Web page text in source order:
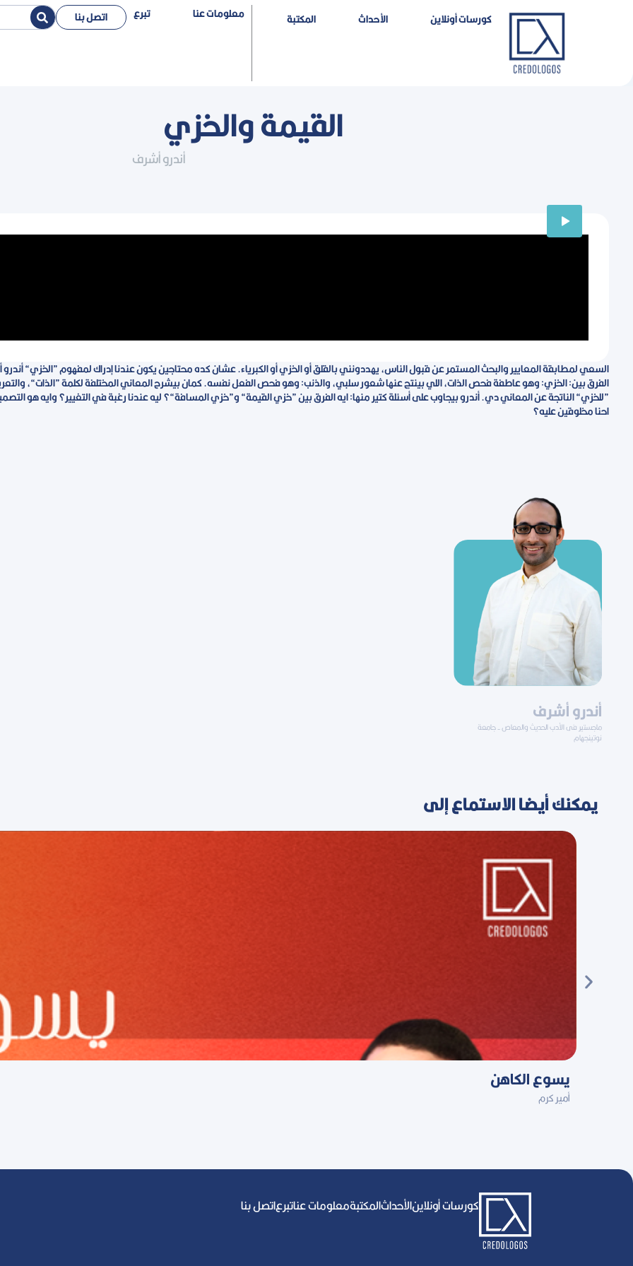
المكتبة اﻷحداث كورسات أونلاين تبرع معلومات عنا اتصل بنا
القيمة والخزي
أندرو أشرف
السعي لمطابقة المعايير والبحث المستمر عن قبول الناس، يهددونني بالقلق أو الخزي أو الكبرياء. عشان كده محتاجين يكون عندنا إدراك لمفهوم ”الخزي“
الفرق بين: الخزي: وهو عاطفة فحص الذات، اللي بينتج عنها شعور سلبي، والذنب: وهو فحص الفعل نفسه. كمان بيشرح المعاني المختلفة لكلمة ”الذات“،
”للخزي“ الناتجة عن المعاني دي. أندرو بيجاوب على أسئلة كتير منها: ايه الفرق بين ”خزي القيمة“ و”خزي المسافة“؟ ليه عندنا رغبة في التغيير؟ وايه هو
احنا مخلوقين عليه؟
أندرو أشرف
ماجستير فى الأدب الحديث والمعاص - جامعة
نوتينجهام
يمكنك أيضا الاستماع إلى
يسوع الكاهن
أمير كرم
كورسات أونلايناﻷحداثالمكتبةمعلومات عناتبرعاتصل بنا